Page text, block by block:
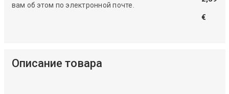
вам об этом по электронной почте.
€
Описание товара